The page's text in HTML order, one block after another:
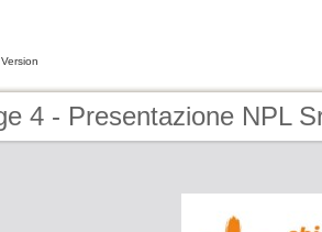
4 - Presentazione NPL